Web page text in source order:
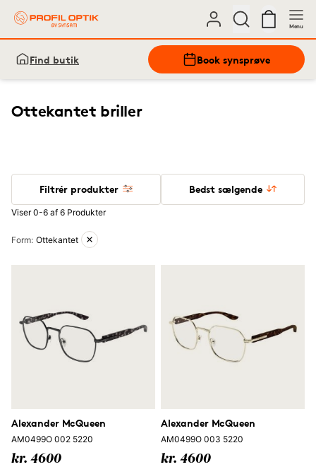
Menu
Find butik Book synsprøve
Ottekantet briller
Filtrér produkter Bedst sælgende
Viser 0-6 af 6 Produkter
Aktive filtre
Form: Ottekantet
Alexander McQueen
AM0499O 002 5220
kr. 4600
Alexander McQueen
AM0499O 003 5220
kr. 4600